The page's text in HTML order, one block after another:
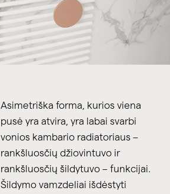
Asimetriška forma, kurios viena
pusė yra atvira, yra labai svarbi
vonios kambario radiatoriaus –
rankšluosčių džiovintuvo ir
rankšluosčių šildytuvo – funkcijai.
Šildymo vamzdeliai išdėstyti